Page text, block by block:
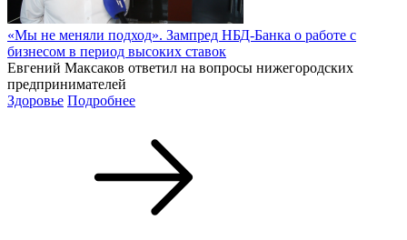
«Мы не меняли подход». Зампред НБД-Банка о работе с
бизнесом в период высоких ставок
Евгений Максаков ответил на вопросы нижегородских
предпринимателей
Здоровье Подробнее